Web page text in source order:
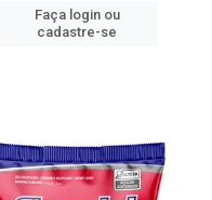
Faça login ou
cadastre-se